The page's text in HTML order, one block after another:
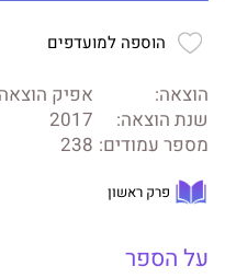
הוספה למועדפים
הוצאה:
אפיק
שנת הוצאה:
2017
מספר עמודים: 238
פרק ראשון
על הספר